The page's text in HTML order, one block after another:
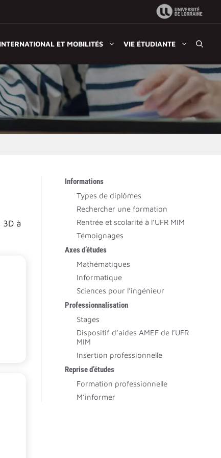
INTERNATIONAL ET MOBILITÉS VIE ÉTUDIANTE
à
Informations
Types de diplômes
Rechercher une formation
Rentrée et scolarité à l’UFR MIM
Témoignages
Axes d’études
Mathématiques
Informatique
Sciences pour l’ingénieur
Professionnalisation
Stages
Dispositif d’aides AMEF de l’UFR
MIM
Insertion professionnelle
Reprise d’études
Formation professionnelle
M’informer